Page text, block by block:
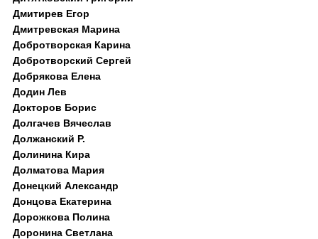
Дмитирев Егор
Дмитревская Марина
Добротворская Карина
Добротворский Сергей
Добрякова Елена
Додин Лев
Докторов Борис
Долгачев Вячеслав
Должанский Р.
Долинина Кира
Долматова Мария
Донецкий Александр
Донцова Екатерина
Дорожкова Полина
Доронина Светлана